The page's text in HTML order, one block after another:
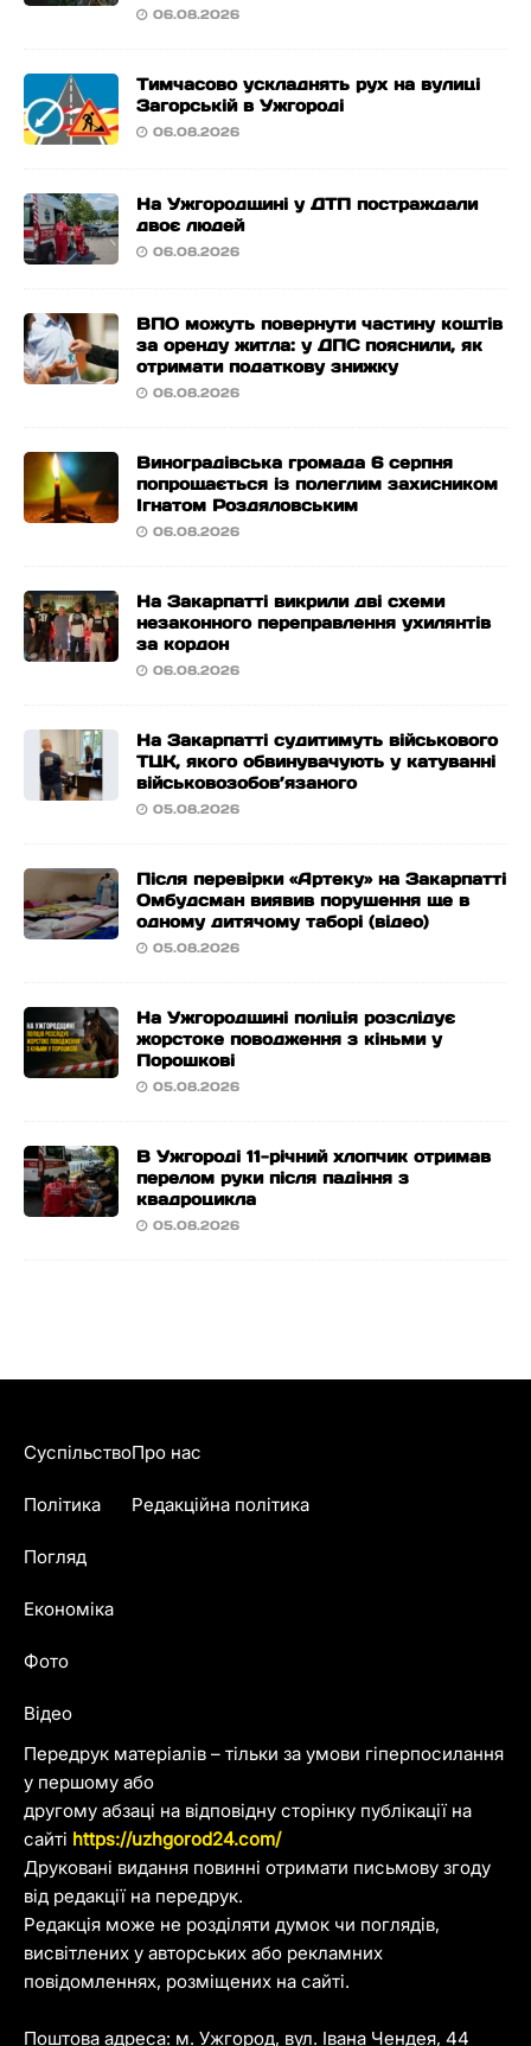
06.08.2026
Тимчасово ускладнять рух на вулиці
Загорській в Ужгороді
06.08.2026
На Ужгородщині у ДТП постраждали
двоє людей
06.08.2026
ВПО можуть повернути частину коштів
за оренду житла: у ДПС пояснили, як
отримати податкову знижку
06.08.2026
Виноградівська громада 6 серпня
попрощається із полеглим захисником
Ігнатом Роздяловським
06.08.2026
На Закарпатті викрили дві схеми
незаконного переправлення ухилянтів
за кордон
06.08.2026
На Закарпатті судитимуть військового
ТЦК, якого обвинувачують у катуванні
військовозобов’язаного
05.08.2026
Після перевірки «Артеку» на Закарпатті
Омбудсман виявив порушення ще в
одному дитячому таборі (відео)
05.08.2026
На Ужгородщині поліція розслідує
жорстоке поводження з кіньми у
Порошкові
05.08.2026
В Ужгороді 11-річний хлопчик отримав
перелом руки після падіння з
квадроцикла
05.08.2026
Передрук матеріалів – тільки за умови гіперпосилання
у першому або
другому абзаці на відповідну сторінку публікації на
сайті https://uzhgorod24.com/
Друковані видання повинні отримати письмову згоду
від редакції на передрук.
Редакція може не розділяти думок чи поглядів,
висвітлених у авторських або рекламних
повідомленнях, розміщених на сайті.
Поштова адреса: м. Ужгород, вул. Івана Чендея, 44
Суспільство
Політика
Погляд
Економіка
Фото
Відео
Про нас
Редакційна політика